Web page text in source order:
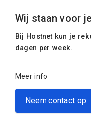
Wij staan voor
Bij Hostnet kun je
dagen per week.
Meer info
Neem contact op